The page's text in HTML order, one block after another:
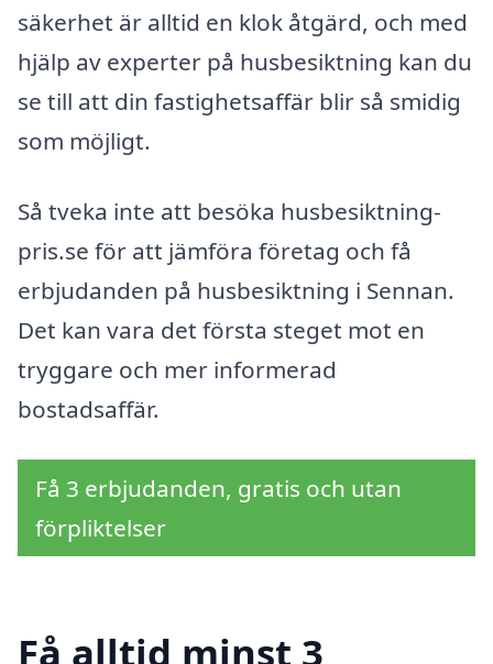
säkerhet är alltid en klok åtgärd, och med
hjälp av experter på husbesiktning kan du
se till att din fastighetsaffär blir så smidig
som möjligt.
Så tveka inte att besöka husbesiktning-
pris.se för att jämföra företag och få
erbjudanden på husbesiktning i Sennan.
Det kan vara det första steget mot en
tryggare och mer informerad
bostadsaffär.
Få 3 erbjudanden, gratis och utan
förpliktelser
Få alltid minst 3